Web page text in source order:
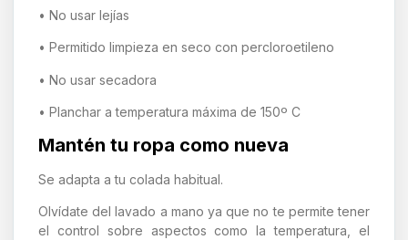
• No usar lejías
• Permitido limpieza en seco con percloroetileno
• No usar secadora
• Planchar a temperatura máxima de 150º C
Mantén tu ropa como nueva
Se adapta a tu colada habitual.
Olvídate del lavado a mano ya que no te permite tener
el control sobre aspectos como la temperatura, el